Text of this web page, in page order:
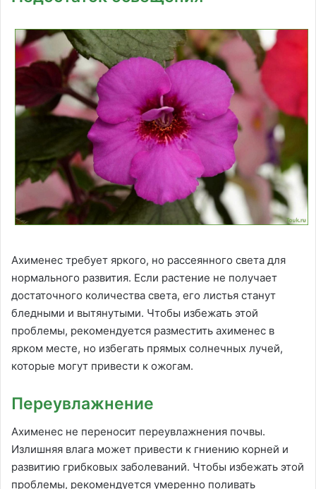
Ахименес требует яркого, но рассеянного света для
нормального развития. Если растение не получает
достаточного количества света, его листья станут
бледными и вытянутыми. Чтобы избежать этой
проблемы, рекомендуется разместить ахименес в
ярком месте, но избегать прямых солнечных лучей,
которые могут привести к ожогам.
Переувлажнение
Ахименес не переносит переувлажнения почвы.
Излишняя влага может привести к гниению корней и
развитию грибковых заболеваний. Чтобы избежать этой
проблемы, рекомендуется умеренно поливать